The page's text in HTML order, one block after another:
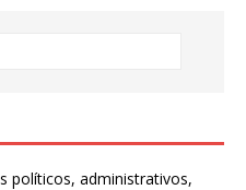
políticos, administrativos,